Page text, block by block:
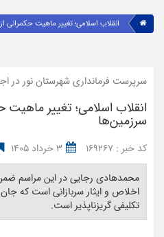
انقلاب اسلامی؛ تغییر ماهیت
سرپرست فرمانداری شهرستان نور در
انقلاب اسلامی؛ تغییر
سرزمین‌ها
کد خبر : 169267 3 خرداد 1405
محمدهادی رجایی در این مراسم ضمن
اخلاص و ایثار سربازانی است که
تکلیفی گریزناپذیر است. ‎